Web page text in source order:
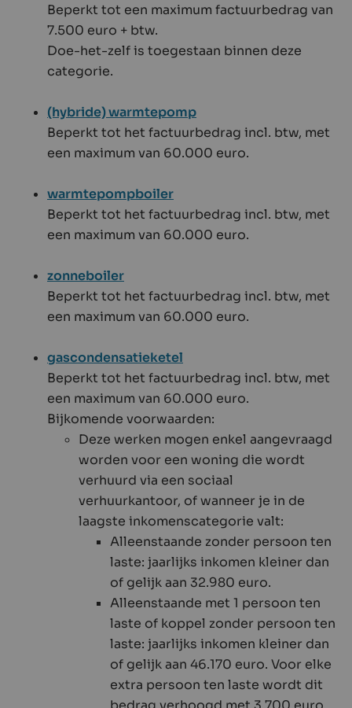
Beperkt tot een maximum factuurbedrag van
7.500 euro + btw.
Doe-het-zelf is toegestaan binnen deze
categorie.
(hybride) warmtepomp
Beperkt tot het factuurbedrag incl. btw, met
een maximum van 60.000 euro.
warmtepompboiler
Beperkt tot het factuurbedrag incl. btw, met
een maximum van 60.000 euro.
zonneboiler
Beperkt tot het factuurbedrag incl. btw, met
een maximum van 60.000 euro.
gascondensatieketel
Beperkt tot het factuurbedrag incl. btw, met
een maximum van 60.000 euro.
Bijkomende voorwaarden:
Deze werken mogen enkel aangevraagd
worden voor een woning die wordt
verhuurd via een sociaal
verhuurkantoor, of wanneer je in de
laagste inkomenscategorie valt:
Alleenstaande zonder persoon ten
laste: jaarlijks inkomen kleiner dan
of gelijk aan 32.980 euro.
Alleenstaande met 1 persoon ten
laste of koppel zonder persoon ten
laste: jaarlijks inkomen kleiner dan
of gelijk aan 46.170 euro. Voor elke
extra persoon ten laste wordt dit